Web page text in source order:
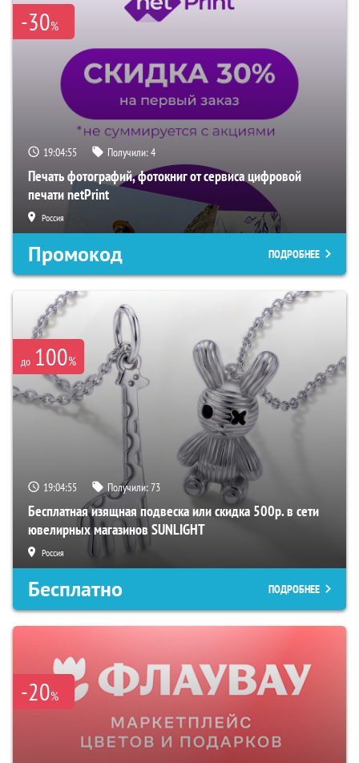
-30%
19:04:54 Получили:4
Печать фотографий, фотокниг от сервиса цифровой
печати netPrint
Россия
Промокод ПОДРОБНЕЕ
до 100%
19:04:54 Получили:73
Бесплатная изящная подвеска или скидка 500р. в сети
ювелирных магазинов SUNLIGHT
Россия
Бесплатно ПОДРОБНЕЕ
-20%